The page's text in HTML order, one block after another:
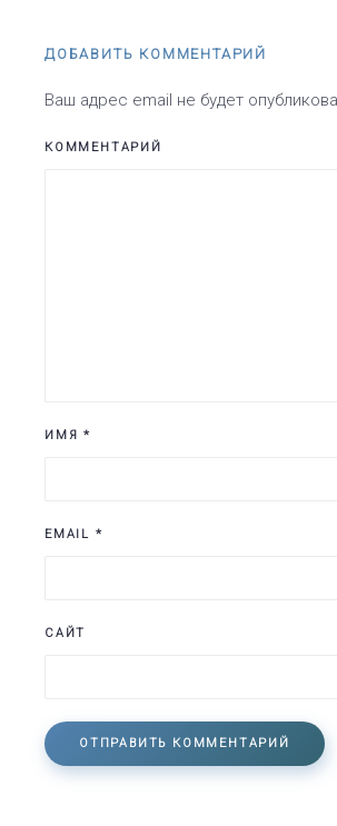
ДОБАВИТЬ КОММЕНТАРИЙ
Ваш адрес email не будет
КОММЕНТАРИЙ
ИМЯ*
EMAIL *
САЙТ
ОТПРАВИТЬ КОММЕНТАРИЙ